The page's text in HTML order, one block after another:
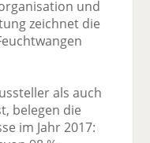
und
zeichnet die
als auch
belegen die
im Jahr 2017: